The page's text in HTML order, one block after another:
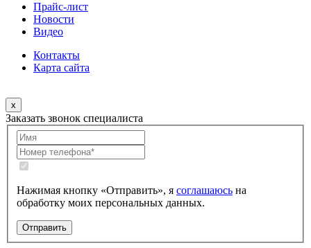
Прайс-лист
Новости
Видео
Контакты
Карта сайта
x
Заказать звонок специалиста
Нажимая кнопку «Отправить», я соглашаюсь на
обработку моих персональных данных.